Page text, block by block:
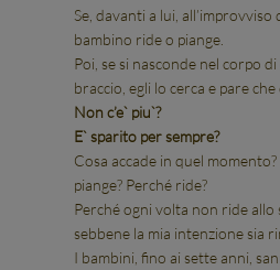
Se, davanti a lui, all’improvviso
bambino ride o piange.
Poi, se si nasconde nel corpo
braccio, egli lo cerca e pare che
Non c’e` piu`?
E` sparito per sempre?
Cosa accade in quel
piange? Perché ride?
Perché ogni volta non ride allo
sebbene la mia intenzione sia
I bambini, fino ai sette anni,